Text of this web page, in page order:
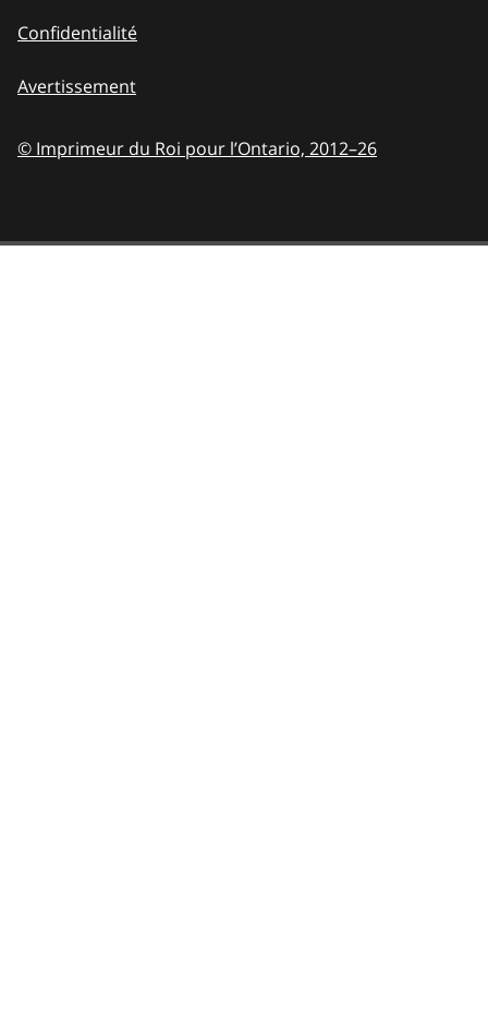
Confidentialité
Avertissement
© Imprimeur du Roi pour l’Ontario, 2012–26